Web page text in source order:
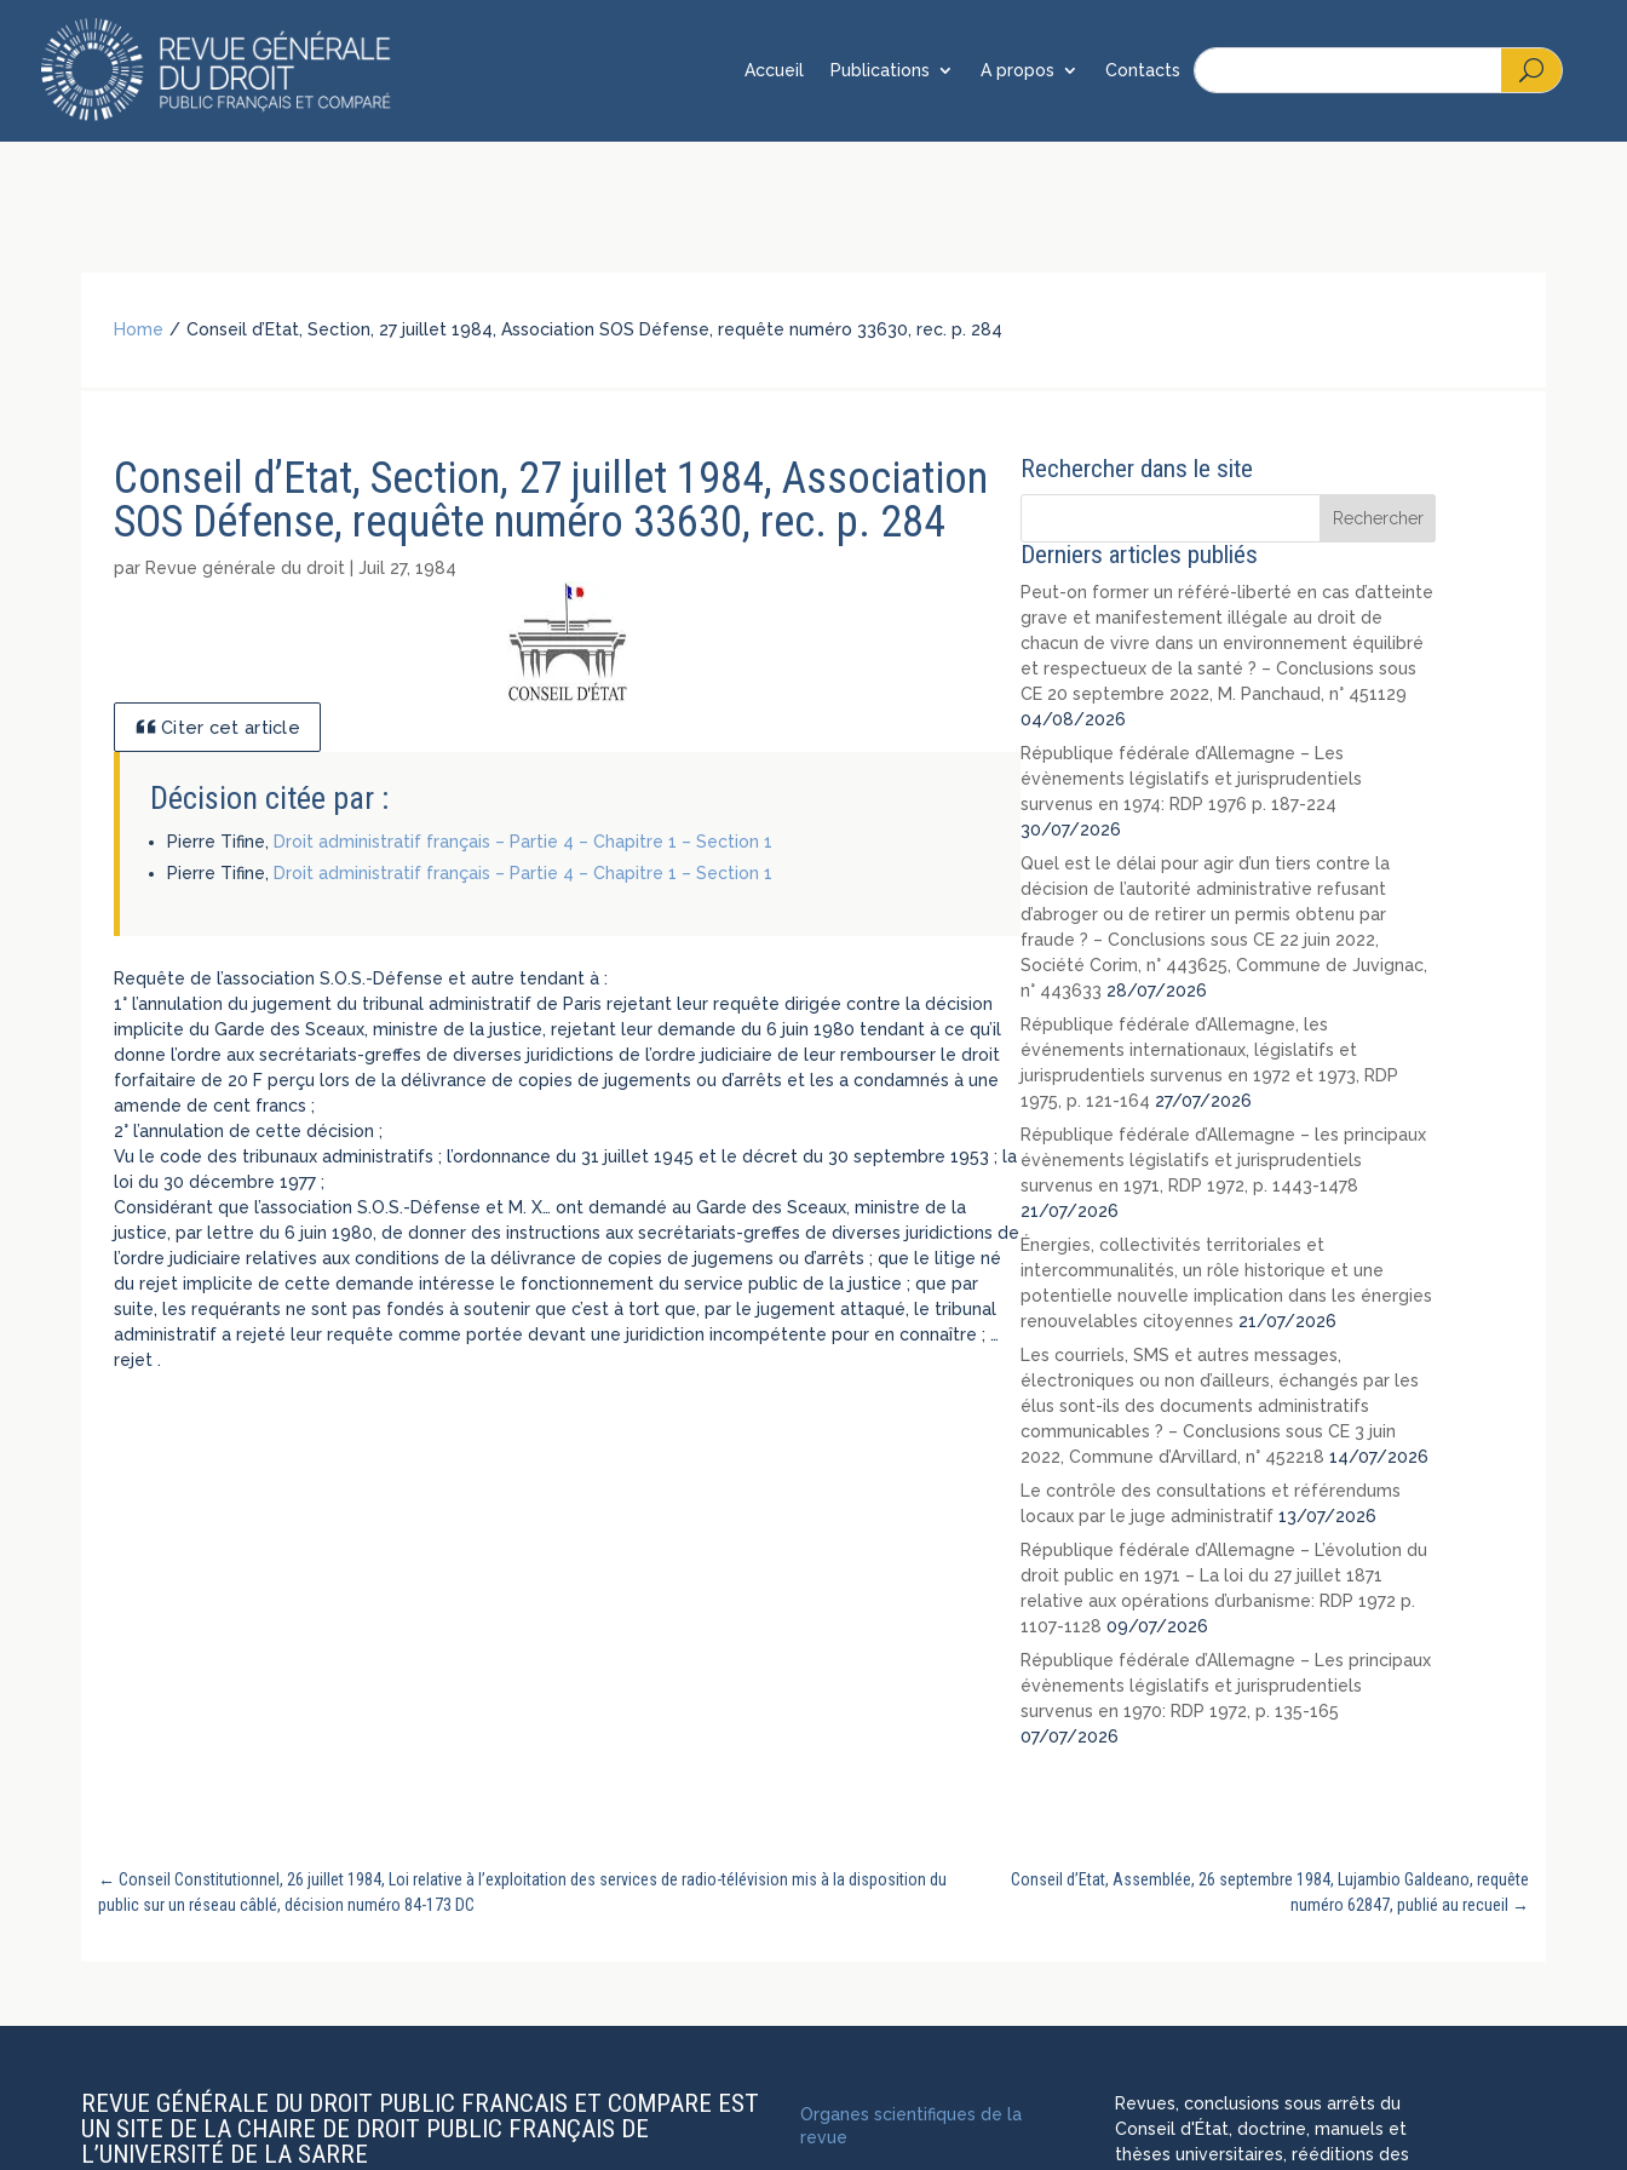
Accueil Publications A propos Contacts
Home / Conseil d’Etat, Section, 27 juillet 1984, Association SOS Défense, requête numéro 33630, rec. p. 284
Conseil d’Etat, Section, 27 juillet 1984, Association
SOS Défense, requête numéro 33630, rec. p. 284
par Revue générale du droit |Juil 27, 1984
Citer cet article
Décision citée par :
Pierre Tifine, Droit administratif français – Partie 4 – Chapitre 1 – Section 1
Pierre Tifine, Droit administratif français – Partie 4 – Chapitre 1 – Section 1
Requête de l’association S.O.S.-Défense et autre tendant à :
1° l’annulation du jugement du tribunal administratif de Paris rejetant leur requête dirigée contre la décision
implicite du Garde des Sceaux, ministre de la justice, rejetant leur demande du 6 juin 1980 tendant à ce qu’il
donne l’ordre aux secrétariats-greffes de diverses juridictions de l’ordre judiciaire de leur rembourser le droit
forfaitaire de 20 F perçu lors de la délivrance de copies de jugements ou d’arrêts et les a condamnés à une
amende de cent francs ;
2° l’annulation de cette décision ;
Vu le code des tribunaux administratifs ; l’ordonnance du 31 juillet 1945 et le décret du 30 septembre 1953 ; la
loi du 30 décembre 1977 ;
Considérant que l’association S.O.S.-Défense et M. X… ont demandé au Garde des Sceaux, ministre de la
justice, par lettre du 6 juin 1980, de donner des instructions aux secrétariats-greffes de diverses juridictions de
l’ordre judiciaire relatives aux conditions de la délivrance de copies de jugemens ou d’arrêts ; que le litige né
du rejet implicite de cette demande intéresse le fonctionnement du service public de la justice ; que par
suite, les requérants ne sont pas fondés à soutenir que c’est à tort que, par le jugement attaqué, le tribunal
administratif a rejeté leur requête comme portée devant une juridiction incompétente pour en connaître ; …
rejet .
Rechercher dans le site
Derniers articles publiés
Peut-on former un référé-liberté en cas d’atteinte
grave et manifestement illégale au droit de
chacun de vivre dans un environnement équilibré
et respectueux de la santé ? – Conclusions sous
CE 20 septembre 2022, M. Panchaud, n° 451129
04/08/2026
République fédérale d’Allemagne – Les
évènements législatifs et jurisprudentiels
survenus en 1974: RDP 1976 p. 187-224
30/07/2026
Quel est le délai pour agir d’un tiers contre la
décision de l’autorité administrative refusant
d’abroger ou de retirer un permis obtenu par
fraude ? – Conclusions sous CE 22 juin 2022,
Société Corim, n° 443625, Commune de Juvignac,
n° 443633 28/07/2026
République fédérale d’Allemagne, les
événements internationaux, législatifs et
jurisprudentiels survenus en 1972 et 1973, RDP
1975, p. 121-164 27/07/2026
République fédérale d’Allemagne – les principaux
évènements législatifs et jurisprudentiels
survenus en 1971, RDP 1972, p. 1443-1478
21/07/2026
Énergies, collectivités territoriales et
intercommunalités, un rôle historique et une
potentielle nouvelle implication dans les énergies
renouvelables citoyennes 21/07/2026
Les courriels, SMS et autres messages,
électroniques ou non d’ailleurs, échangés par les
élus sont-ils des documents administratifs
communicables ? – Conclusions sous CE 3 juin
2022, Commune d’Arvillard, n° 452218 14/07/2026
Le contrôle des consultations et référendums
locaux par le juge administratif 13/07/2026
République fédérale d’Allemagne – L’évolution du
droit public en 1971 – La loi du 27 juillet 1871
relative aux opérations d’urbanisme: RDP 1972 p.
1107-1128 09/07/2026
République fédérale d’Allemagne – Les principaux
évènements législatifs et jurisprudentiels
survenus en 1970: RDP 1972, p. 135-165
07/07/2026
← Conseil Constitutionnel, 26 juillet 1984, Loi relative à l’exploitation des services de radio-télévision mis à la disposition du
public sur un réseau câblé, décision numéro 84-173 DC
Conseil d’Etat, Assemblée, 26 septembre 1984, Lujambio Galdeano, requête
numéro 62847, publié au recueil →
REVUE GÉNÉRALE DU DROIT PUBLIC FRANCAIS ET COMPARE EST
UN SITE DE LA CHAIRE DE DROIT PUBLIC FRANÇAIS DE
L’UNIVERSITÉ DE LA SARRE
Organes scientifiques de la
revue
Revues, conclusions sous arrêts du
Conseil d'État, doctrine, manuels et
thèses universitaires, rééditions des